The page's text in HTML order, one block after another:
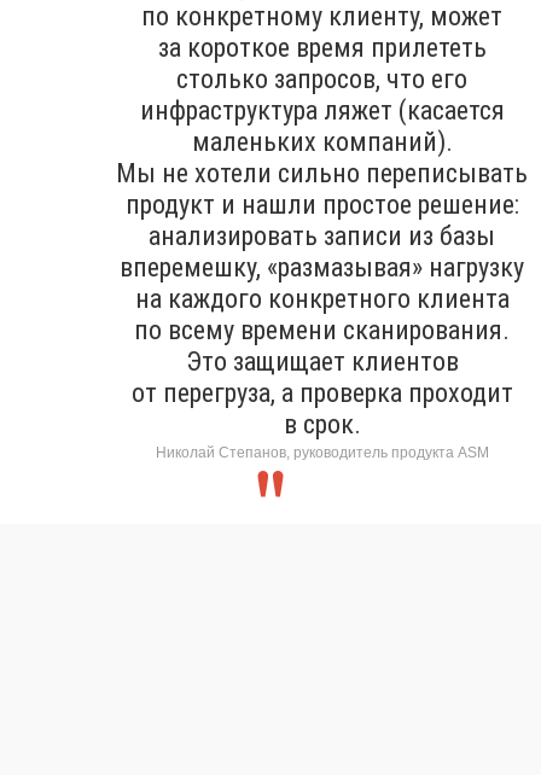
по конкретному клиенту, может
за короткое время прилететь
столько запросов, что его
инфраструктура ляжет (касается
маленьких компаний).
Мы не хотели сильно переписывать
продукт и нашли простое решение:
анализировать записи из базы
вперемешку, «размазывая» нагрузку
на каждого конкретного клиента
по всему времени сканирования.
Это защищает клиентов
от перегруза, а проверка проходит
в срок.
Николай Степанов, руководитель продукта ASM